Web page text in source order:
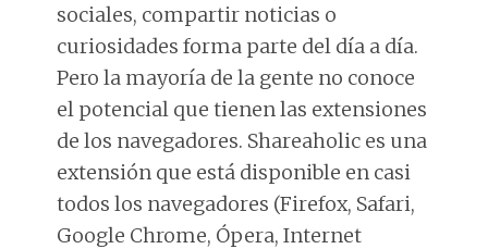
sociales, compartir noticias o
curiosidades forma parte del día a día.
Pero la mayoría de la gente no conoce
el potencial que tienen las extensiones
de los navegadores. Shareaholic es una
extensión que está disponible en casi
todos los navegadores (Firefox, Safari,
Google Chrome, Ópera, Internet